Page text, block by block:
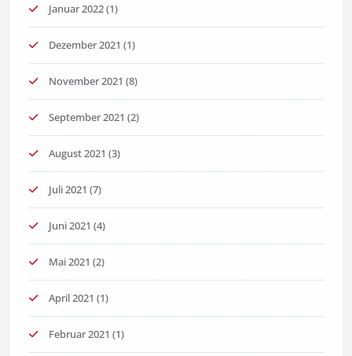
Januar 2022(1)
Dezember 2021 (1)
November 2021 (8)
September 2021 (2)
August 2021 (3)
Juli 2021 (7)
Juni 2021 (4)
Mai 2021 (2)
April 2021 (1)
Februar 2021 (1)